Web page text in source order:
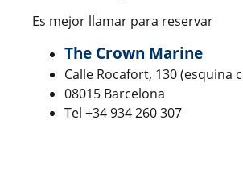
Es mejor llamar para reservar
The Crown Marine
Calle Rocafort, 130 (esquina
08015 Barcelona
Tel +34 934 260 307